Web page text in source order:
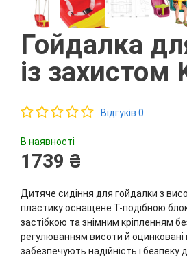
Гойдалка
із захистом
Відгуків 0
В наявності
1739 ₴
Дитяче сидіння для гойдалки з
пластику оснащене Т-подібною
застібкою та знімним кріпленням
регулюванням висоти й
забезпечують надійність і безпеку